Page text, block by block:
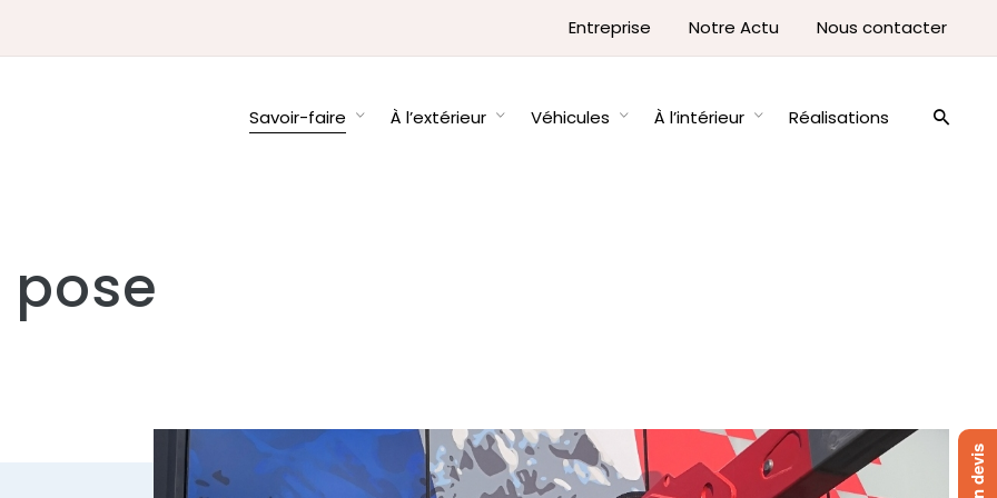
Entreprise Notre Actu Nous contacter
Savoir-faire À l’extérieur Véhicules À l’intérieur Réalisations